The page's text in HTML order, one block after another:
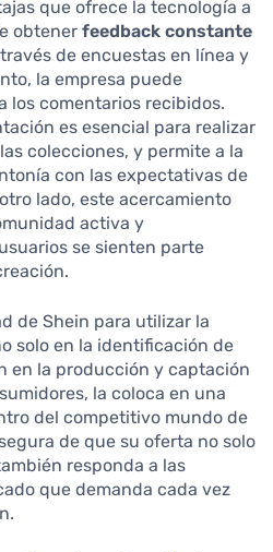
que ofrece la tecnología a
obtener feedback constante
de encuestas en línea y
la empresa puede
los comentarios recibidos.
es esencial para realizar
colecciones, y permite a la
con las expectativas de
lado, este acercamiento
activa y
se sienten parte
de Shein para utilizar la
solo en la identificación de
en la producción y captación
la coloca en una
del competitivo mundo de
de que su oferta no solo
responda a las
que demanda cada vez